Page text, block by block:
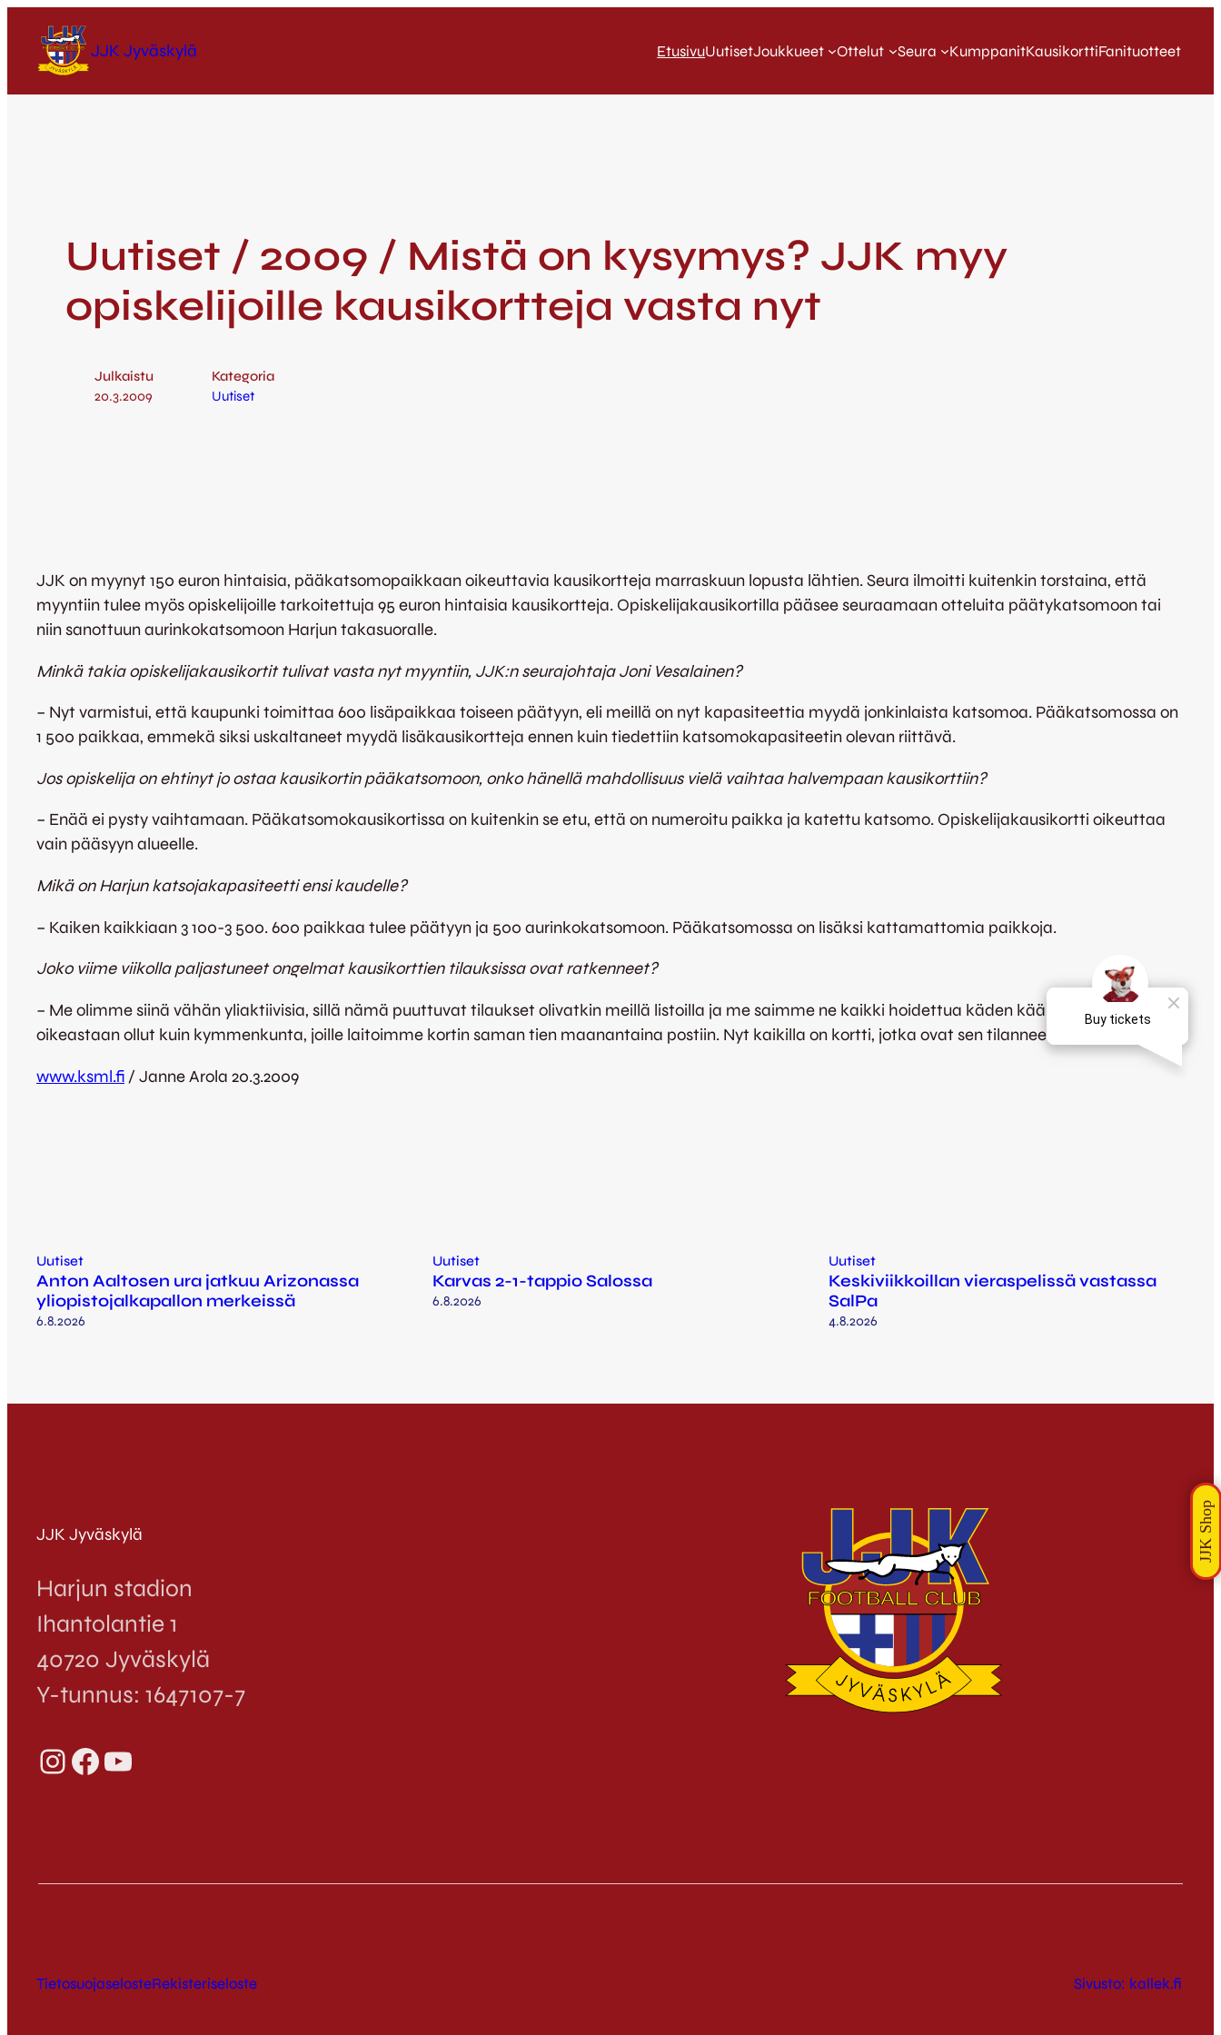
JJK Jyväskylä EtusivuUutisetJoukkueet Ottelut Seura KumppanitKausikorttiFanituotteet
Uutiset / 2009 / Mistä on kysymys? JJK myy
opiskelijoille kausikortteja vasta nyt
Julkaistu
20.3.2009
Kategoria
Uutiset
JJK on myynyt 150 euron hintaisia, pääkatsomopaikkaan oikeuttavia kausikortteja marraskuun lopusta lähtien. Seura ilmoitti kuitenkin torstaina, että
myyntiin tulee myös opiskelijoille tarkoitettuja 95 euron hintaisia kausikortteja. Opiskelijakausikortilla pääsee seuraamaan otteluita päätykatsomoon tai
niin sanottuun aurinkokatsomoon Harjun takasuoralle.
Minkä takia opiskelijakausikortit tulivat vasta nyt myyntiin, JJK:n seurajohtaja Joni Vesalainen?
– Nyt varmistui, että kaupunki toimittaa 600 lisäpaikkaa toiseen päätyyn, eli meillä on nyt kapasiteettia myydä jonkinlaista katsomoa. Pääkatsomossa on
1 500 paikkaa, emmekä siksi uskaltaneet myydä lisäkausikortteja ennen kuin tiedettiin katsomokapasiteetin olevan riittävä.
Jos opiskelija on ehtinyt jo ostaa kausikortin pääkatsomoon, onko hänellä mahdollisuus vielä vaihtaa halvempaan kausikorttiin?
– Enää ei pysty vaihtamaan. Pääkatsomokausikortissa on kuitenkin se etu, että on numeroitu paikka ja katettu katsomo. Opiskelijakausikortti oikeuttaa
vain pääsyyn alueelle.
Mikä on Harjun katsojakapasiteetti ensi kaudelle?
– Kaiken kaikkiaan 3 100-3 500. 600 paikkaa tulee päätyyn ja 500 aurinkokatsomoon. Pääkatsomossa on lisäksi kattamattomia paikkoja.
Joko viime viikolla paljastuneet ongelmat kausikorttien tilauksissa ovat ratkenneet?
– Me olimme siinä vähän yliaktiivisia, sillä nämä puuttuvat tilaukset olivatkin meillä listoilla ja me saimme ne kaikki hoidettua käden käänteessä. Siinä ei
oikeastaan ollut kuin kymmenkunta, joille laitoimme kortin saman tien maanantaina postiin. Nyt kaikilla on kortti, jotka ovat sen tilanneet.
www.ksml.fi / Janne Arola 20.3.2009
Uutiset
Anton Aaltosen ura jatkuu Arizonassa
yliopistojalkapallon merkeissä
6.8.2026
Uutiset
Karvas 2-1-tappio Salossa
6.8.2026
Uutiset
Keskiviikkoillan vieraspelissä vastassa
SalPa
4.8.2026
JJK Jyväskylä
Harjun stadion
Ihantolantie 1
40720 Jyväskylä
Y-tunnus: 1647107-7
InstagramFacebook YouTube
TietosuojaselosteRekisteriseloste Sivusto: kallek.fi